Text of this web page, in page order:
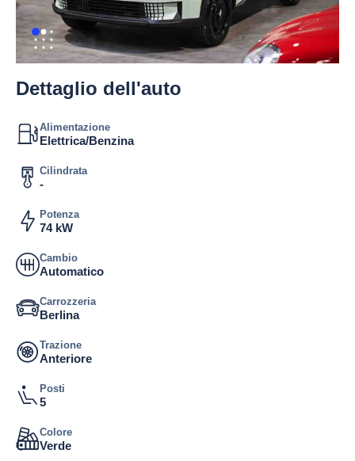
Dettaglio dell'auto
Alimentazione
Elettrica/Benzina
Cilindrata
-
Potenza
74 kW
Cambio
Automatico
Carrozzeria
Berlina
Trazione
Anteriore
Posti
5
Colore
Verde